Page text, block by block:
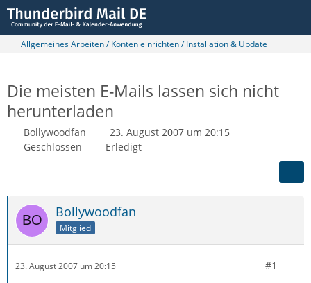
Allgemeines Arbeiten / Konten einrichten / Installation & Update
Die meisten E-Mails lassen sich nicht
herunterladen
Bollywoodfan
23. August 2007 um 20:15
Geschlossen
Erledigt
Bollywoodfan
Mitglied
23. August 2007 um 20:15 #1